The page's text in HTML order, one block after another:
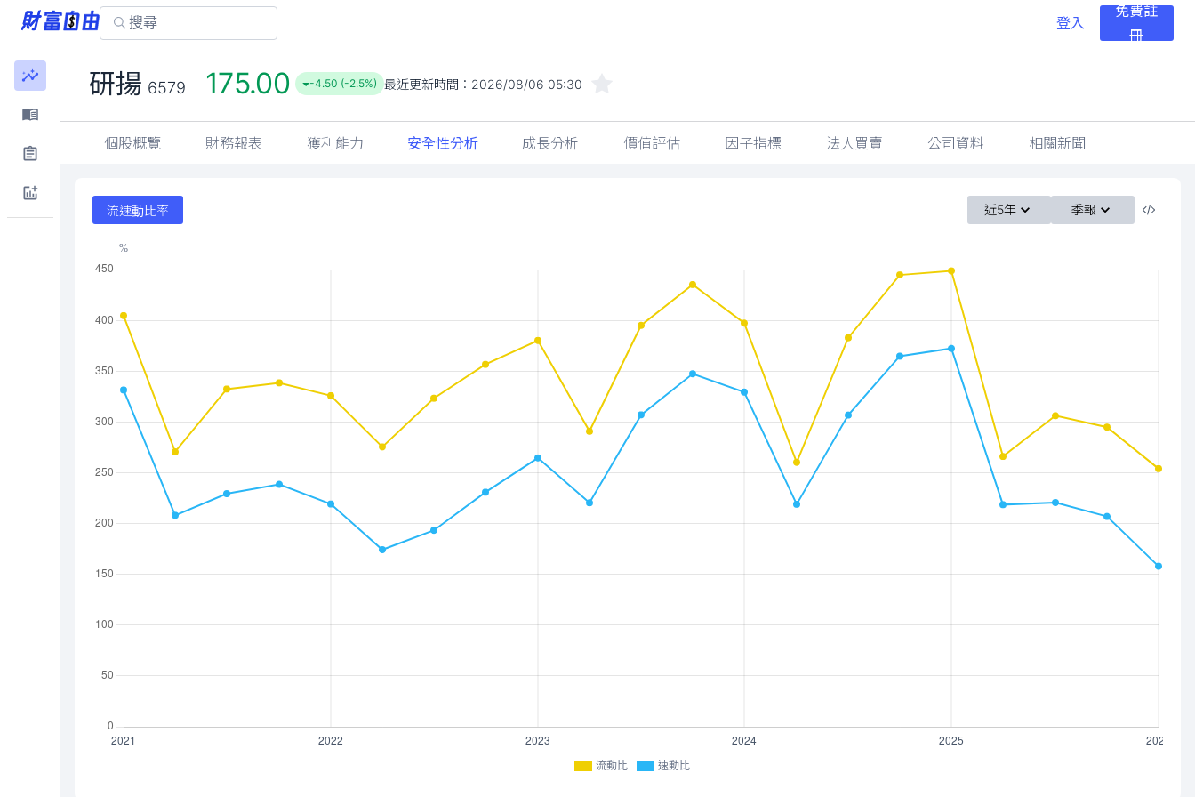
登入
免費註
冊
研揚 6579 175.00 -4.50 (-2.5%) 最近更新時間： 2026/08/06 05:30
個股概覽 財務報表 獲利能力 安全性分析 成長分析 價值評估 因子指標 法人買賣 公司資料 相關新聞
流速動比率 近5年 季報
流動比 速動比